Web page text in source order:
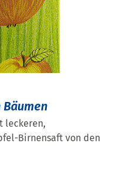
leckeren,
Birnensaft von den